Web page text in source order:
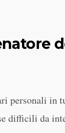
personali in
difficili da